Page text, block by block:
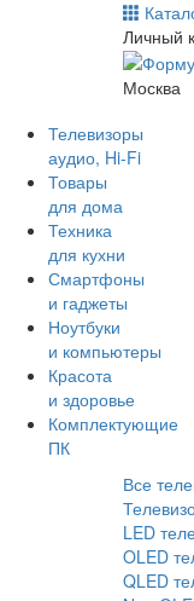
Личный
Москва
Телевизоры
аудио, Hi-Fi
Товары
для дома
Техника
для кухни
Смартфоны
и гаджеты
Ноутбуки
и компьютеры
Красота
и здоровье
Комплектующие
ПК
Все
LED
OLED
QLED